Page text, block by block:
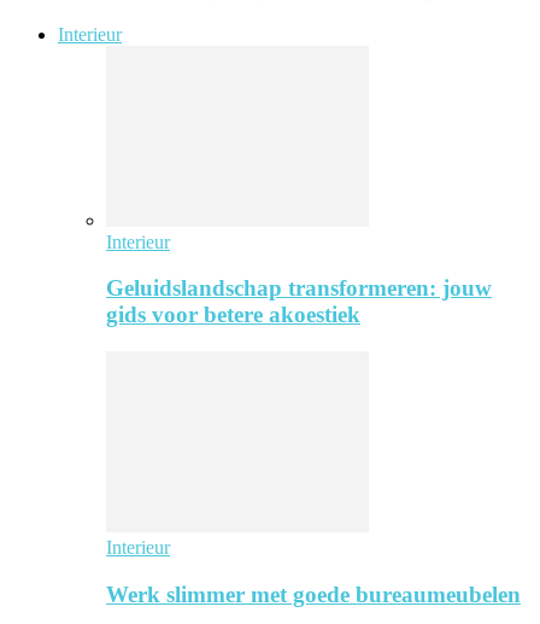
Interieur
Interieur
Geluidslandschap transformeren: jouw
gids voor betere akoestiek
Interieur
Werk slimmer met goede bureaumeubelen